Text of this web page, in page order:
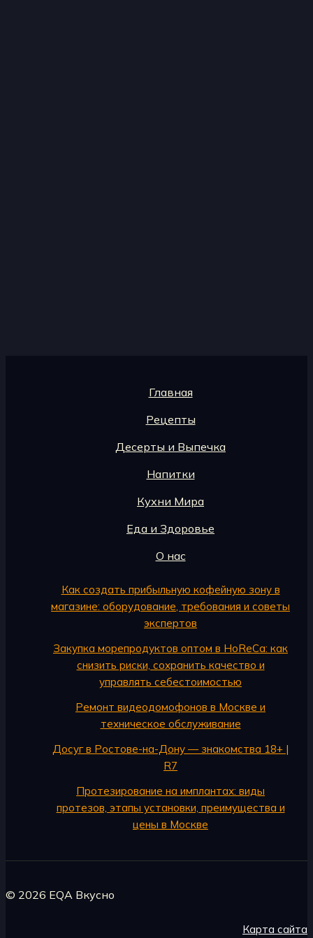
Главная
Рецепты
Десерты и Выпечка
Напитки
Кухни Мира
Еда и Здоровье
О нас
Как создать прибыльную кофейную зону в
магазине: оборудование, требования и советы
экспертов
Закупка морепродуктов оптом в HoReCa: как
снизить риски, сохранить качество и
управлять себестоимостью
Ремонт видеодомофонов в Москве и
техническое обслуживание
Досуг в Ростове-на-Дону — знакомства 18+ |
R7
Протезирование на имплантах: виды
протезов, этапы установки, преимущества и
цены в Москве
© 2026 EQA Вкусно
Карта сайта